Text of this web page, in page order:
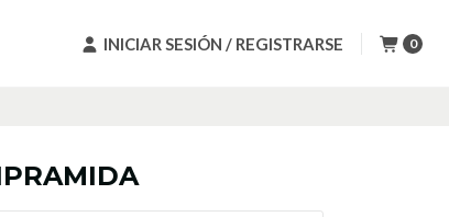
INICIAR SESIÓN / REGISTRARSE 0